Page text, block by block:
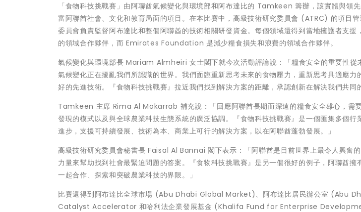
「食物科技挑戰賽」由阿聯酋氣候變化與環境部和阿布達比的 Tamkeen 籌辦，該實體與領
富阿聯酋社會、文化和教育局面的項目。在本比賽中，高級技術研究委員會 (ATRC) 的項目管
委員會負責監督阿布達比和整個阿聯酋的技術相關研發資金。每個領域還得到當地擁護者支
的領域合作夥伴，而 Emirates Foundation 是減少糧食損失和浪費的領域合作夥伴。
氣候變化與環境部長 Mariam Almheiri 女士閣下就今次活動評論說：「糧食安全的重要性從
氣候變化正在擾亂我們所認識的世界。我們面臨重新思考未來的食物壓力，重新思考具適應力
好的先進技術。『食物科技挑戰賽』拉近我們找到解決方案的距離，承認創新在解決我們共同
Tamkeen 主席 Rima Al Mokarrab 補充說：「回應阿聯酋長期而深遠的糧食安全雄心，需
發現的模式以及與全球農業科技生態系統的廣泛協調。『食物科技挑戰賽』是一個匯集多個行
進步，支援可持續發展、技術為本、商業上可行的解決方案，以在阿聯酋蓬勃發展。」
高級技術研究委員會秘書長 Faisal Al Bannai 閣下表示：「阿聯酋是目前世界上最令人興奮
力量來幫助找到社會最緊迫問題的答案。『食物科技挑戰賽』是另一個很好的例子，阿聯酋
一起合作、探索和突破農業科技的界限。」
比賽還得到阿布達比全球市場 (Abu Dhabi Global Market)、阿布達比居民辦公室 (Abu
Catalyst Accelerator 和哈利法企業發展基金 (Khalifa Fund for Enterprise